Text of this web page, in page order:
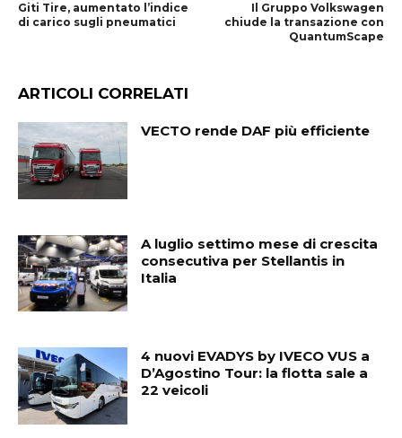
Giti Tire, aumentato l’indice
di carico sugli pneumatici
Il Gruppo Volkswagen
chiude la transazione con
QuantumScape
ARTICOLI CORRELATI
VECTO rende DAF più efficiente
A luglio settimo mese di crescita
consecutiva per Stellantis in
Italia
4 nuovi EVADYS by IVECO VUS a
D’Agostino Tour: la flotta sale a
22 veicoli